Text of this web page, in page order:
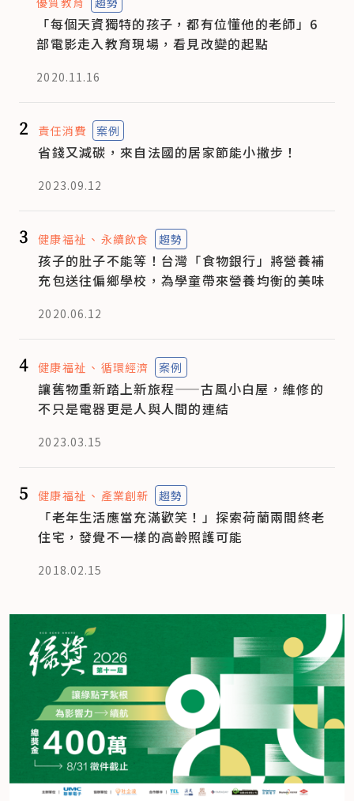
「每個天資獨特的孩子，都有位懂他的老師」6
部電影走入教育現場，看見改變的起點
2020.11.16
2 責任消費 案例
省錢又減碳，來自法國的居家節能小撇步！
2023.09.12
3 健康福祉 永續飲食 趨勢
孩子的肚子不能等！台灣「食物銀行」將營養補
充包送往偏鄉學校，為學童帶來營養均衡的美味
2020.06.12
4 健康福祉 循環經濟 案例
讓舊物重新踏上新旅程——古風小白屋，維修的
不只是電器更是人與人間的連結
2023.03.15
5 健康福祉 產業創新 趨勢
「老年生活應當充滿歡笑！」探索荷蘭兩間終老
住宅，發覺不一樣的高齡照護可能
2018.02.15